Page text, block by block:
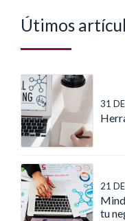
Útimos
31
21
tu